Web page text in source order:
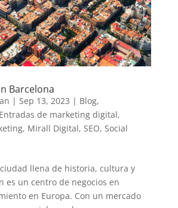
Barcelona
| Sep 13, 2023 | Blog,
Entradas de marketing digital,
, Mirall Digital, SEO, Social
ciudad llena de historia, cultura y
es un centro de negocios en
en Europa. Con un mercado